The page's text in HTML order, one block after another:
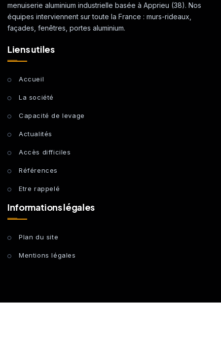
menuiserie aluminium industrielle basée à Apprieu (38). Nos
équipes interviennent sur toute la France : murs-rideaux,
façades, fenêtres, portes aluminium.
Liens utiles
Accueil
La société
Capacité de levage
Actualités
Accès difficiles
Références
Etre rappelé
Informations légales
Plan du site
Mentions légales